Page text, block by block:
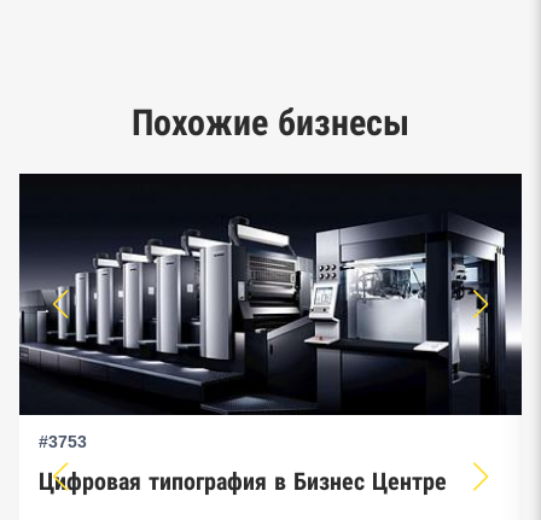
предпринимательства ФНС
Похожие бизнесы
#3753
Цифровая типография в Бизнес Центре